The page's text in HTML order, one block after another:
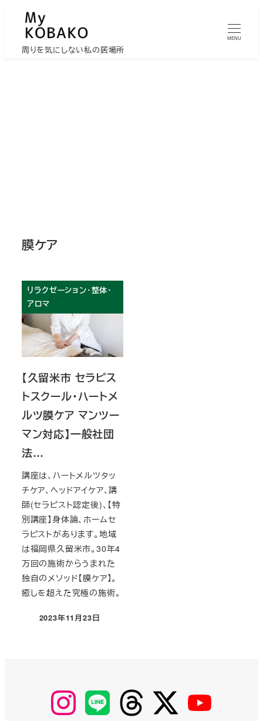
周りを気にしない私の居場所
MENU
膜ケア
リラクゼーション・整体・
アロマ
【久留米市 セラピス
トスクール・ハートメ
ルツ膜ケア マンツー
マン対応】一般社団
法…
講座は、ハートメルツタッ
チケア、ヘッドアイケア、講
師(セラピスト認定後)、【特
別講座】身体論、ホームセ
ラピストがあります。地域
は福岡県久留米市。30年4
万回の施術からうまれた
独自のメソッド【膜ケア】。
癒しを超えた究極の施術。
投稿日
2023年11月23日
【Instagram】
MyKOBAKO
【LINE】 【threads】 【Twitter】